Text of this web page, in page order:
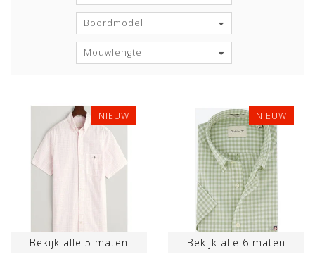
Boordmodel
Mouwlengte
NIEUW
Bekijk alle 5 maten
NIEUW
Bekijk alle 6 maten